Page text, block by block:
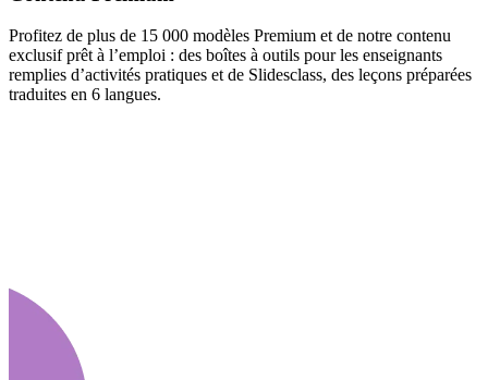
Profitez de plus de 15 000 modèles Premium et de notre contenu
exclusif prêt à l’emploi : des boîtes à outils pour les enseignants
remplies d’activités pratiques et de Slidesclass, des leçons préparées
traduites en 6 langues.